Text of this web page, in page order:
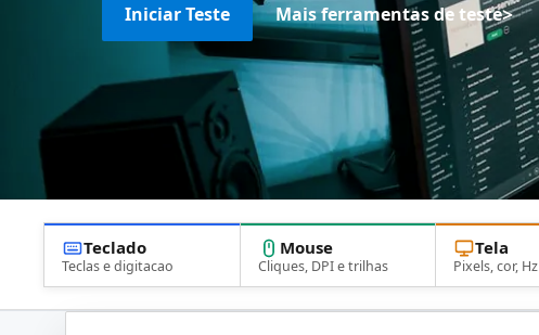
Iniciar Teste Mais ferramentas de teste>
Teclado
Teclas e digitacao
Mouse
Cliques, DPI e trilhas
Tela
Pixels, cor, Hz